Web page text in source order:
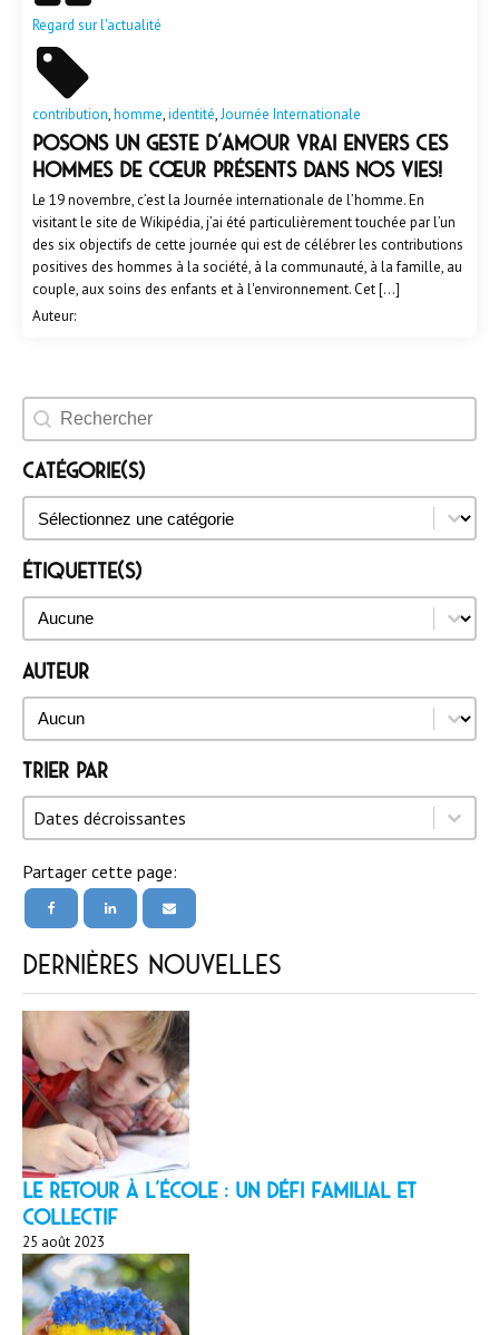
Regard sur l'actualité
contribution,homme,identité,Journée Internationale
Posons un geste d’amour vrai envers ces
hommes de cœur présents dans nos vies!
Le 19 novembre, c’est la Journée internationale de l’homme. En
visitant le site de Wikipédia, j’ai été particulièrement touchée par l’un
des six objectifs de cette journée qui est de célébrer les contributions
positives des hommes à la société, à la communauté, à la famille, au
couple, aux soins des enfants et à l'environnement. Cet […]
Auteur:
Rechercher un évènement
Catégorie(s)
Catégorie(s)
Catégorie(s)
Étiquette(s)
Étiquette(s)
Étiquette(s)
Auteur
Auteur
Auteur
Trier par
Trier par
Trier par
Dates décroissantes
Trier par
Partager cette page:
Dernières nouvelles
LE RETOUR À L’ÉCOLE : un défi familial et
collectif
25 août 2023